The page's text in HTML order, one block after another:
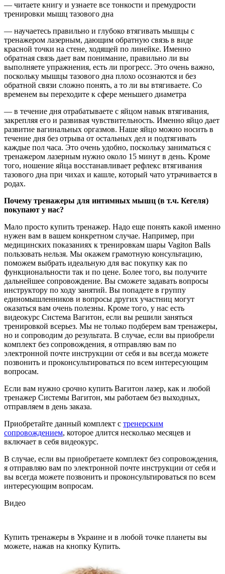
— читаете книгу и узнаете все тонкости и премудрости
тренировки мышц тазового дна
— научаетесь правильно и глубоко втягивать мышцы с
тренажером лазерным, дающим обратную связь в виде
красной точки на стене, ходящей по линейке. Именно
обратная связь дает вам понимание, правильно ли вы
выполняете упражнения, есть ли прогресс. Это очень важно,
поскольку мышцы тазового дна плохо осознаются и без
обратной связи сложно понять, а то ли вы втягиваете. Со
временем вы переходите к сфере меньшего диаметра
— в течение дня отрабатываете с яйцом навык втягивания,
закрепляя его и развивая чувствительность. Именно яйцо дает
развитие вагинальных оргазмов. Наше яйцо можно носить в
течение дня без отрыва от остальных дел и подтягивать
каждые пол часа. Это очень удобно, поскольку заниматься с
тренажером лазерным нужно около 15 минут в день. Кроме
того, ношение яйца восстанавливает рефлекс втягивания
тазового дна при чихах и кашле, который чато утрачивается в
родах.
Почему тренажеры для интимных мышц (в т.ч. Кегеля)
покупают у нас?
Мало просто купить тренажер. Надо еще понять какой именно
нужен вам в вашем конкретном случае. Например, при
медицинских показаниях к тренировкам шары Vagiton Balls
пользовать нельзя. Мы окажем грамотную консультацию,
поможем выбрать идеальную для вас покупку как по
функциональности так и по цене. Более того, вы получите
дальнейшее сопровождение. Вы сможете задавать вопросы
инструктору по ходу занятий. Вы попадете в группу
единомышленников и вопросы других участниц могут
оказаться вам очень полезны. Кроме того, у нас есть
видеокурс Система Вагитон, если вы решили заняться
тренировкой всерьез. Мы не только подберем вам тренажеры,
но и сопроводим до результата. В случае, если вы приобрели
комплект без сопровождения, я отправляю вам по
электронной почте инструкции от себя и вы всегда можете
позвонить и проконсультироваться по всем интересующим
вопросам.
Если вам нужно срочно купить Вагитон лазер, как и любой
тренажер Системы Вагитон, мы работаем без выходных,
отправляем в день заказа.
Приобретайте данный комплект с тренерским
сопровождением, которое длится несколько месяцев и
включает в себя видеокурс.
В случае, если вы приобретаете комплект без сопровождения,
я отправляю вам по электронной почте инструкции от себя и
вы всегда можете позвонить и проконсультироваться по всем
интересующим вопросам.
Видео
Купить тренажеры в Украине и в любой точке планеты вы
можете, нажав на кнопку Купить.